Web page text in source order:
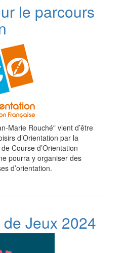
le parcours
Marie Rouché" vient d’être
d’Orientation par la
Course d’Orientation
pourra y organiser des
d’orientation.
Jeux 2024